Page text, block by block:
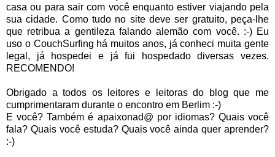
casa ou para sair com você enquanto estiver viajando pela
sua cidade. Como tudo no site deve ser gratuito, peça-lhe
que retribua a gentileza falando alemão com você. :-) Eu
uso o CouchSurfing há muitos anos, já conheci muita gente
legal, já hospedei e já fui hospedado diversas vezes.
RECOMENDO!
Obrigado a todos os leitores e leitoras do blog que me
cumprimentaram durante o encontro em Berlim :-)
E você? Também é apaixonad@ por idiomas? Quais você
fala? Quais você estuda? Quais você ainda quer aprender?
:-)